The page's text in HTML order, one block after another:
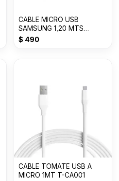
CABLE MICRO USB
SAMSUNG 1,20 MTS
BLANCO EP-DG9
$ 490
CABLE TOMATE USB A
MICRO 1MT T-CA001